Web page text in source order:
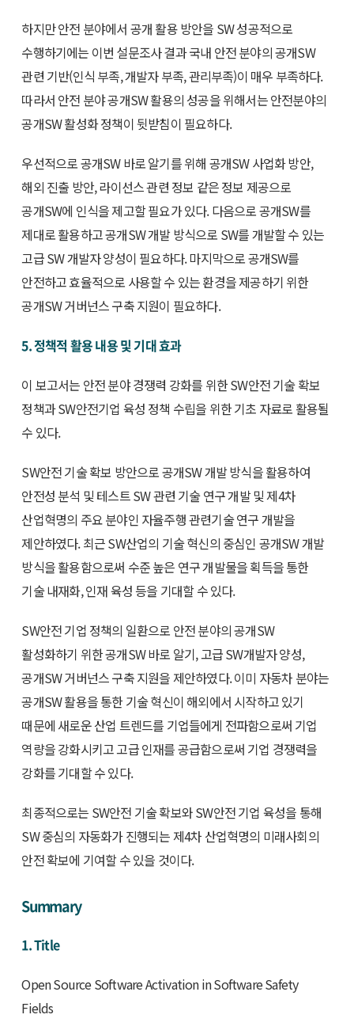
하지만 안전 분야에서 공개 활용 방안을 SW 성공적으로
수행하기에는 이번 설문조사 결과 국내 안전 분야의 공개SW
관련 기반(인식 부족, 개발자 부족, 관리부족)이 매우 부족하다.
따라서 안전 분야 공개SW 활용의 성공을 위해서는 안전분야의
공개SW 활성화 정책이 뒷받침이 필요하다.
우선적으로 공개SW 바로 알기를 위해 공개SW 사업화 방안,
해외 진출 방안, 라이선스 관련 정보 같은 정보 제공으로
공개SW에 인식을 제고할 필요가 있다. 다음으로 공개SW를
제대로 활용하고 공개SW 개발 방식으로 SW를 개발할 수 있는
고급 SW 개발자 양성이 필요하다. 마지막으로 공개SW를
안전하고 효율적으로 사용할 수 있는 환경을 제공하기 위한
공개SW 거버넌스 구축 지원이 필요하다.
5. 정책적 활용 내용 및 기대 효과
이 보고서는 안전 분야 경쟁력 강화를 위한 SW안전 기술 확보
정책과 SW안전기업 육성 정책 수립을 위한 기초 자료로 활용될
수 있다.
SW안전 기술 확보 방안으로 공개SW 개발 방식을 활용하여
안전성 분석 및 테스트 SW 관련 기술 연구 개발 및 제4차
산업혁명의 주요 분야인 자율주행 관련기술 연구 개발을
제안하였다. 최근 SW산업의 기술 혁신의 중심인 공개SW 개발
방식을 활용함으로써 수준 높은 연구 개발물을 획득을 통한
기술 내재화, 인재 육성 등을 기대할 수 있다.
SW안전 기업 정책의 일환으로 안전 분야의 공개SW
활성화하기 위한 공개SW 바로 알기, 고급 SW개발자 양성,
공개SW 거버넌스 구축 지원을 제안하였다. 이미 자동차 분야는
공개SW 활용을 통한 기술 혁신이 해외에서 시작하고 있기
때문에 새로운 산업 트렌드를 기업들에게 전파함으로써 기업
역량을 강화시키고 고급 인재를 공급함으로써 기업 경쟁력을
강화를 기대할 수 있다.
최종적으로는 SW안전 기술 확보와 SW안전 기업 육성을 통해
SW 중심의 자동화가 진행되는 제4차 산업혁명의 미래사회의
안전 확보에 기여할 수 있을 것이다.
Summary
1. Title
Open Source Software Activation in Software Safety
Fields